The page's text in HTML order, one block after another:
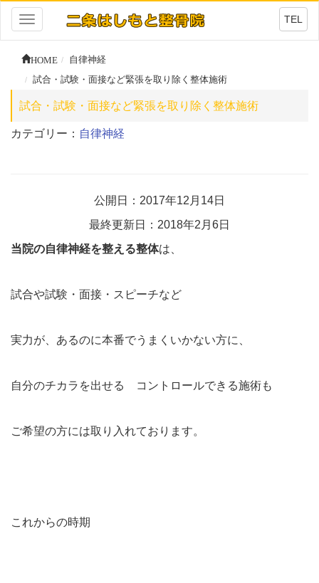
Toggle
navigation
TEL
HOME
自律神経
試合・試験・面接など緊張を取り除く整体施術
試合・試験・面接など緊張を取り除く整体施術
カテゴリー： 自律神経
公開日：2017年12月14日
最終更新日：2018年2月6日
当院の自律神経を整える整体は、
試合や試験・面接・スピーチなど
実力が、あるのに本番でうまくいかない方に、
自分のチカラを出せる コントロールできる施術も
ご希望の方には取り入れております。
これからの時期